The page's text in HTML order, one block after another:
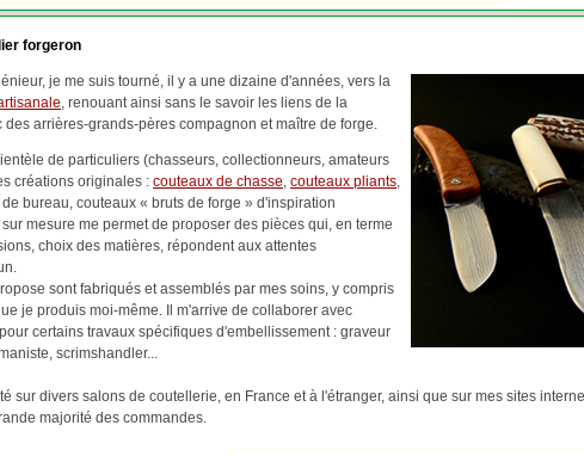
forgeron
je me suis tourné, il y a une dizaine d'années, vers la
, renouant ainsi sans le savoir les liens de la
arrières-grands-pères compagnon et maître de forge.
de particuliers (chasseurs, collectionneurs, amateurs
créations originales : couteaux de chasse, couteaux pliants,
bureau, couteaux « bruts de forge » d'inspiration
mesure me permet de proposer des pièces qui, en terme
choix des matières, répondent aux attentes
sont fabriqués et assemblés par mes soins, y compris
je produis moi-même. Il m'arrive de collaborer avec
certains travaux spécifiques d'embellissement : graveur
scrimshandler...
sur divers salons de coutellerie, en France et à l'étranger, ainsi que sur mes sites
majorité des commandes.